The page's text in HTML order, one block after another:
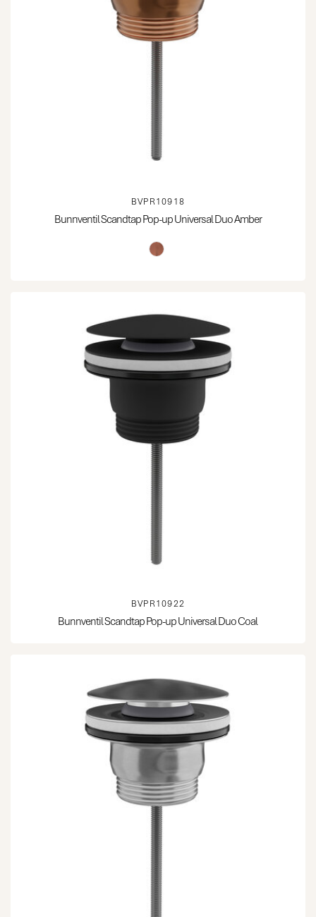
BVPR10918
Bunnventil Scandtap Pop-up Universal Duo Amber
BVPR10922
Bunnventil Scandtap Pop-up Universal Duo Coal